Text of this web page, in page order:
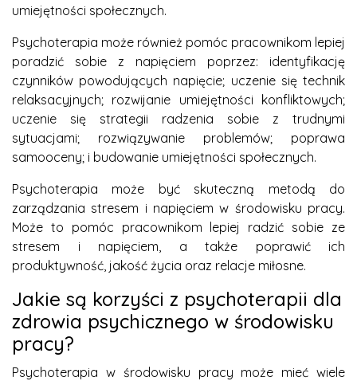
umiejętności społecznych.
Psychoterapia może również pomóc pracownikom lepiej
poradzić sobie z napięciem poprzez: identyfikację
czynników powodujących napięcie; uczenie się technik
relaksacyjnych; rozwijanie umiejętności konfliktowych;
uczenie się strategii radzenia sobie z trudnymi
sytuacjami; rozwiązywanie problemów; poprawa
samooceny; i budowanie umiejętności społecznych.
Psychoterapia może być skuteczną metodą do
zarządzania stresem i napięciem w środowisku pracy.
Może to pomóc pracownikom lepiej radzić sobie ze
stresem i napięciem, a także poprawić ich
produktywność, jakość życia oraz relacje miłosne.
Jakie są korzyści z psychoterapii dla
zdrowia psychicznego w środowisku
pracy?
Psychoterapia w środowisku pracy może mieć wiele